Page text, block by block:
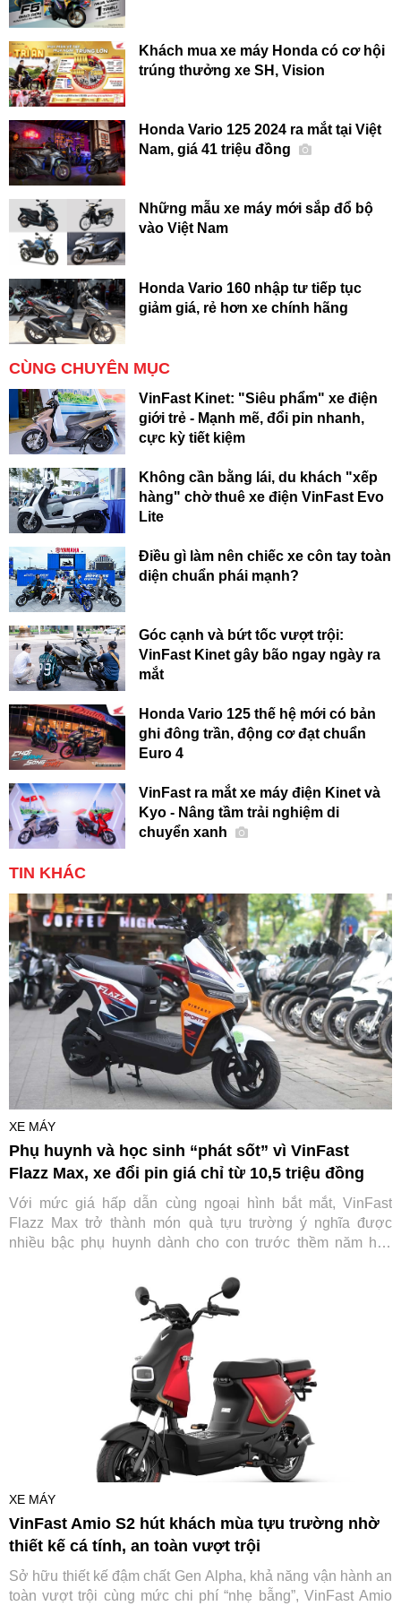
Khách mua xe máy Honda có cơ hội
trúng thưởng xe SH, Vision
Honda Vario 125 2024 ra mắt tại Việt
Nam, giá 41 triệu đồng
Những mẫu xe máy mới sắp đổ bộ
vào Việt Nam
Honda Vario 160 nhập tư tiếp tục
giảm giá, rẻ hơn xe chính hãng
CÙNG CHUYÊN MỤC
VinFast Kinet: "Siêu phẩm" xe điện
giới trẻ - Mạnh mẽ, đổi pin nhanh,
cực kỳ tiết kiệm
Không cần bằng lái, du khách "xếp
hàng" chờ thuê xe điện VinFast Evo
Lite
Điều gì làm nên chiếc xe côn tay toàn
diện chuẩn phái mạnh?
Góc cạnh và bứt tốc vượt trội:
VinFast Kinet gây bão ngay ngày ra
mắt
Honda Vario 125 thế hệ mới có bản
ghi đông trần, động cơ đạt chuẩn
Euro 4
VinFast ra mắt xe máy điện Kinet và
Kyo - Nâng tầm trải nghiệm di
chuyển xanh
TIN KHÁC
XE MÁY
Phụ huynh và học sinh “phát sốt” vì VinFast
Flazz Max, xe đổi pin giá chỉ từ 10,5 triệu đồng
Với mức giá hấp dẫn cùng ngoại hình bắt mắt, VinFast
Flazz Max trở thành món quà tựu trường ý nghĩa được
nhiều bậc phụ huynh dành cho con trước thềm năm học
XE MÁY
VinFast Amio S2 hút khách mùa tựu trường nhờ
thiết kế cá tính, an toàn vượt trội
Sở hữu thiết kế đậm chất Gen Alpha, khả năng vận hành an
toàn vượt trội cùng mức chi phí “nhẹ bẫng”, VinFast Amio